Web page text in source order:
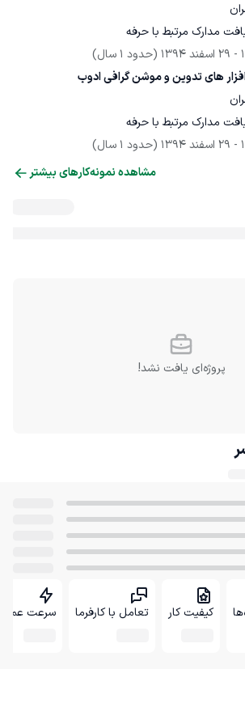
مدارک مرتبط با حرفه
- 29 اسفند 1394
(حدود 1 سال)
های تدوین و موشن گرافی ادوب
مدارک مرتبط با حرفه
- 29 اسفند 1394 (حدود 1 سال)
مشاهده نمونه‌کارهای بیشتر
پروژه‌ای یافت نشد!
کیفیت کار تعامل با کارفرما سرعت عمل